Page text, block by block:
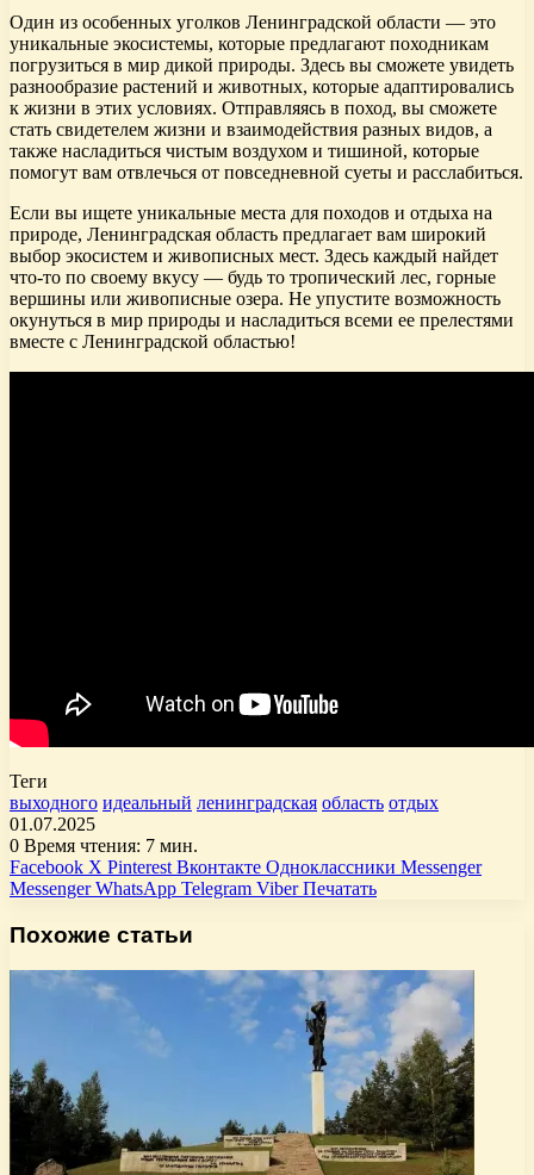
Один из особенных уголков Ленинградской области — это
уникальные экосистемы, которые предлагают походникам
погрузиться в мир дикой природы. Здесь вы сможете увидеть
разнообразие растений и животных, которые адаптировались
к жизни в этих условиях. Отправляясь в поход, вы сможете
стать свидетелем жизни и взаимодействия разных видов, а
также насладиться чистым воздухом и тишиной, которые
помогут вам отвлечься от повседневной суеты и расслабиться.
Если вы ищете уникальные места для походов и отдыха на
природе, Ленинградская область предлагает вам широкий
выбор экосистем и живописных мест. Здесь каждый найдет
что-то по своему вкусу — будь то тропический лес, горные
вершины или живописные озера. Не упустите возможность
окунуться в мир природы и насладиться всеми ее прелестями
вместе с Ленинградской областью!
Теги
выходного идеальный ленинградская область отдых
01.07.2025
0 Время чтения: 7 мин.
Facebook X Pinterest Вконтакте Одноклассники Messenger
Messenger WhatsApp Telegram Viber Печатать
Похожие статьи